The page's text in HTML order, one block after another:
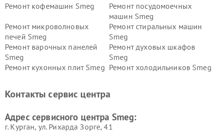
Ремонт кофемашин Smeg
Ремонт посудомоечных
машин Smeg
Ремонт микроволновых
печей Smeg
Ремонт стиральных машин
Smeg
Ремонт варочных панелей
Smeg
Ремонт духовых шкафов
Smeg
Ремонт кухонных плит Smeg Ремонт холодильников Smeg
Контакты сервис центра
Адрес сервисного центра Smeg:
г. Курган, ул. Рихарда Зорге, 41